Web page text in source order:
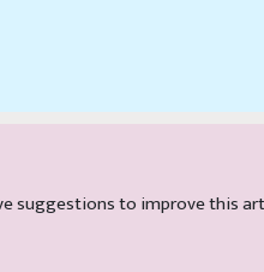
suggestions to improve this